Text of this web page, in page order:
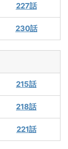
227話
230話
215話
218話
221話